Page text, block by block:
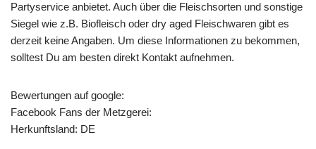
Partyservice anbietet. Auch über die Fleischsorten und sonstige
Siegel wie z.B. Biofleisch oder dry aged Fleischwaren gibt es
derzeit keine Angaben. Um diese Informationen zu bekommen,
solltest Du am besten direkt Kontakt aufnehmen.
Bewertungen auf google:
Facebook Fans der Metzgerei:
Herkunftsland: DE